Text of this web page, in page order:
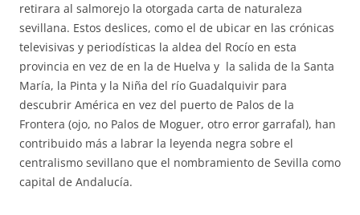
retirara al salmorejo la otorgada carta de naturaleza
sevillana. Estos deslices, como el de ubicar en las crónicas
televisivas y periodísticas la aldea del Rocío en esta
provincia en vez de en la de Huelva y la salida de la Santa
María, la Pinta y la Niña del río Guadalquivir para
descubrir América en vez del puerto de Palos de la
Frontera (ojo, no Palos de Moguer, otro error garrafal), han
contribuido más a labrar la leyenda negra sobre el
centralismo sevillano que el nombramiento de Sevilla como
capital de Andalucía.